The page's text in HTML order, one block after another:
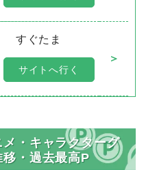
すぐたま
＞
サイトへ行く
・キャラクターグ
・過去最高P